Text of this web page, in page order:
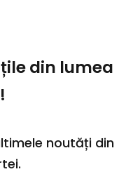
din lumea
noutăți din